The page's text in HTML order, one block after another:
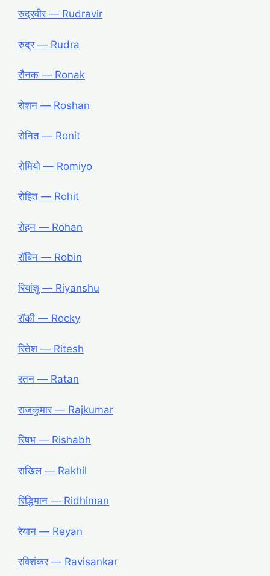
रुद्रवीर ― Rudravir
रुद्र ― Rudra
रौनक ― Ronak
रोशन ― Roshan
रोनित ― Ronit
रोमियो ― Romiyo
रोहित ― Rohit
रोहन ― Rohan
रॉबिन ― Robin
रियांशु ― Riyanshu
रॉकी ― Rocky
रितेश ― Ritesh
रतन ― Ratan
राजकुमार ― Rajkumar
रिषभ ― Rishabh
राखिल ― Rakhil
रिद्धिमान ― Ridhiman
रेयान ― Reyan
रविशंकर ― Ravisankar